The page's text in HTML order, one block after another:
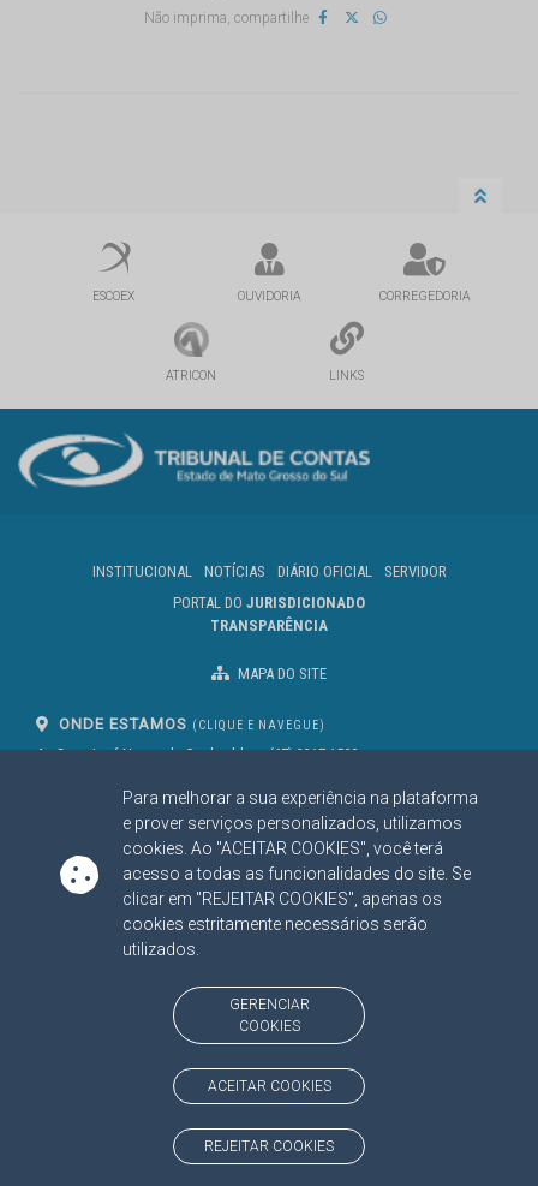
Para melhorar a sua experiência na plataforma
e prover serviços personalizados, utilizamos
cookies. Ao "ACEITAR COOKIES", você terá
acesso a todas as funcionalidades do site. Se
clicar em "REJEITAR COOKIES", apenas os
cookies estritamente necessários serão
utilizados.
GERENCIAR
COOKIES
ACEITAR COOKIES
REJEITAR COOKIES
Não imprima, compartilhe
ESCOEX OUVIDORIA CORREGEDORIA
ATRICON LINKS
INSTITUCIONAL NOTÍCIAS DIÁRIO OFICIAL
SERVIDOR
PORTAL DO JURISDICIONADO
TRANSPARÊNCIA
MAPA DO SITE
ONDE ESTAMOS (CLIQUE E NAVEGUE)
Av. Des. José Nunes da Cunha, bloco
Campo Grande/MS
CEP: 79031-310
(67) 3317-1500
SIGA NOSSAS REDES SOCIAIS
Linked InYoutube
Facebook
X
BAIXE NOSSO APLICATIVO
https://www.tce.ms.gov.br